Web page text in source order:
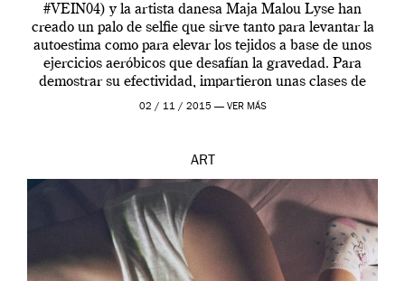
#VEIN04) y la artista danesa Maja Malou Lyse han
creado un palo de selfie que sirve tanto para levantar la
autoestima como para elevar los tejidos a base de unos
ejercicios aeróbicos que desafían la gravedad. Para
demostrar su efectividad, impartieron unas clases de
prueba en el Tate […]
02 / 11 / 2015 — VER MÁS
ART